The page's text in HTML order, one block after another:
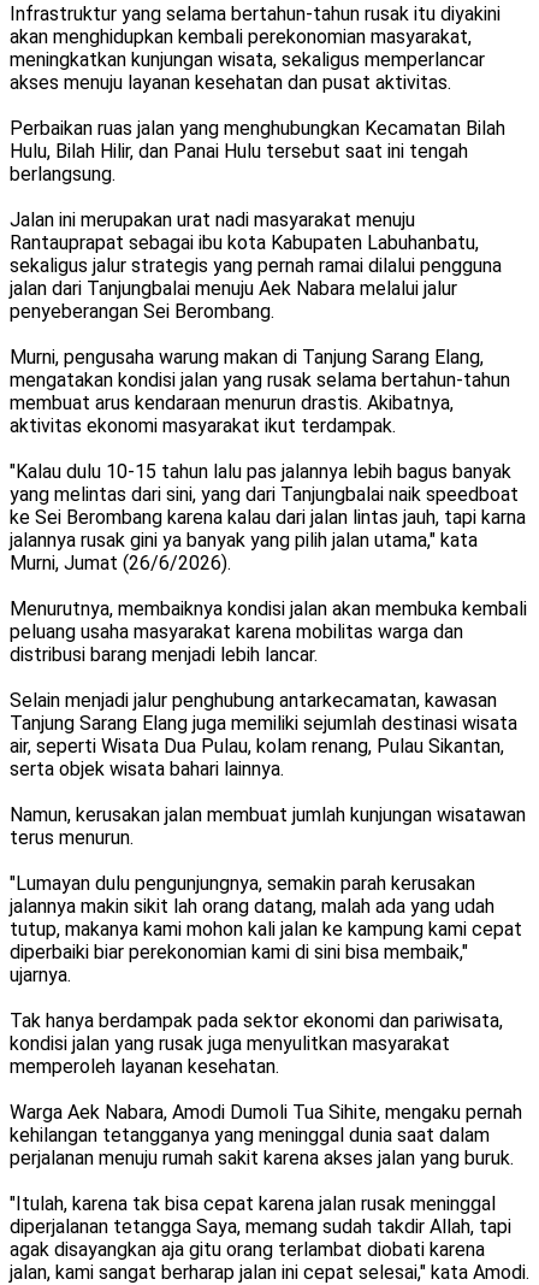
Infrastruktur yang selama bertahun-tahun rusak itu diyakini
akan menghidupkan kembali perekonomian masyarakat,
meningkatkan kunjungan wisata, sekaligus memperlancar
akses menuju layanan kesehatan dan pusat aktivitas.
Perbaikan ruas jalan yang menghubungkan Kecamatan Bilah
Hulu, Bilah Hilir, dan Panai Hulu tersebut saat ini tengah
berlangsung.
Jalan ini merupakan urat nadi masyarakat menuju
Rantauprapat sebagai ibu kota Kabupaten Labuhanbatu,
sekaligus jalur strategis yang pernah ramai dilalui pengguna
jalan dari Tanjungbalai menuju Aek Nabara melalui jalur
penyeberangan Sei Berombang.
Murni, pengusaha warung makan di Tanjung Sarang Elang,
mengatakan kondisi jalan yang rusak selama bertahun-tahun
membuat arus kendaraan menurun drastis. Akibatnya,
aktivitas ekonomi masyarakat ikut terdampak.
"Kalau dulu 10-15 tahun lalu pas jalannya lebih bagus banyak
yang melintas dari sini, yang dari Tanjungbalai naik speedboat
ke Sei Berombang karena kalau dari jalan lintas jauh, tapi karna
jalannya rusak gini ya banyak yang pilih jalan utama," kata
Murni, Jumat (26/6/2026).
Menurutnya, membaiknya kondisi jalan akan membuka kembali
peluang usaha masyarakat karena mobilitas warga dan
distribusi barang menjadi lebih lancar.
Selain menjadi jalur penghubung antarkecamatan, kawasan
Tanjung Sarang Elang juga memiliki sejumlah destinasi wisata
air, seperti Wisata Dua Pulau, kolam renang, Pulau Sikantan,
serta objek wisata bahari lainnya.
Namun, kerusakan jalan membuat jumlah kunjungan wisatawan
terus menurun.
"Lumayan dulu pengunjungnya, semakin parah kerusakan
jalannya makin sikit lah orang datang, malah ada yang udah
tutup, makanya kami mohon kali jalan ke kampung kami cepat
diperbaiki biar perekonomian kami di sini bisa membaik,"
ujarnya.
Tak hanya berdampak pada sektor ekonomi dan pariwisata,
kondisi jalan yang rusak juga menyulitkan masyarakat
memperoleh layanan kesehatan.
Warga Aek Nabara, Amodi Dumoli Tua Sihite, mengaku pernah
kehilangan tetangganya yang meninggal dunia saat dalam
perjalanan menuju rumah sakit karena akses jalan yang buruk.
"Itulah, karena tak bisa cepat karena jalan rusak meninggal
diperjalanan tetangga Saya, memang sudah takdir Allah, tapi
agak disayangkan aja gitu orang terlambat diobati karena
jalan, kami sangat berharap jalan ini cepat selesai," kata Amodi.